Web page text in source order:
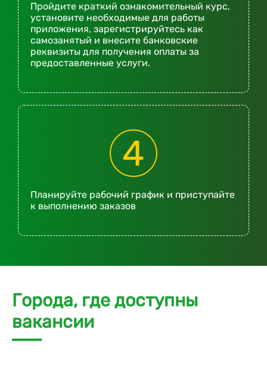
Пройдите краткий ознакомительный курс,
установите необходимые для работы
приложения, зарегистрируйтесь как
самозанятый и внесите банковские
реквизиты для получения оплаты за
предоставленные услуги.
4
Планируйте рабочий график и приступайте
к выполнению заказов
Города, где доступны
вакансии